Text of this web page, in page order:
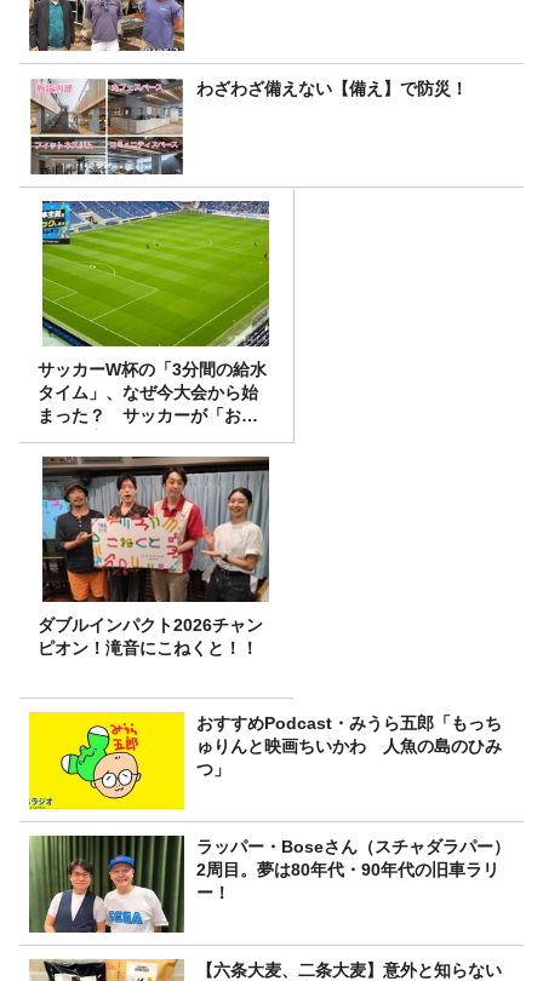
わざわざ備えない【備え】で防災！
サッカーW杯の「3分間の給水
タイム」、なぜ今大会から始
まった？ サッカーが「お
金」に変わる仕組み
ダブルインパクト2026チャン
ピオン！滝音にこねくと！！
おすすめPodcast・みうら五郎「もっち
ゅりんと映画ちいかわ 人魚の島のひみ
つ」
ラッパー・Boseさん（スチャダラパー）
2周目。夢は80年代・90年代の旧車ラリ
ー！
【六条大麦、二条大麦】意外と知らない